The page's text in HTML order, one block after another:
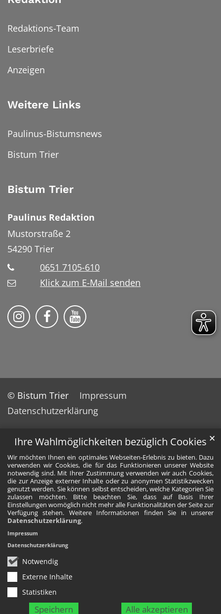
Ihre Wahlmöglichkeiten bezüglich Cookies
Wir möchten Ihnen ein optimales Webseiten-Erlebnis zu bieten. Dazu
verwenden wir Cookies, die für das Funktionieren unserer Website
notwendig sind. Mit Ihrer Zustimmung verwenden wir auch Cookies,
die zur Anzeige externer Inhalte oder zu anonymen Statistikzwecken
genutzt werden. Sie können selbst entscheiden, welche Kategorien Sie
zulassen möchten. Bitte beachten Sie, dass auf Basis Ihrer
Einstellungen womöglich nicht mehr alle Funktionalitäten der Seite zur
Verfügung stehen. Weitere Informationen finden Sie in unserer
Datenschutzerklärung.
Notwendig
Externe Inhalte
Statistiken
Speichern Alle akzeptieren
✕
Impressum
Datenschutzerklärung
Redaktions-Team
Leserbriefe
Anzeigen
Weitere Links
Paulinus-Bistumsnews
Bistum Trier
Bistum Trier
Paulinus Redaktion
Mustorstraße 2
54290 Trier
0651 7105-610
Klick zum E-Mail senden
Bistum Trier auf Instragram
Bistum Trier auf Facebook
Bistum Trier auf YouTube
© Bistum Trier
Impressum
Datenschutzerklärung